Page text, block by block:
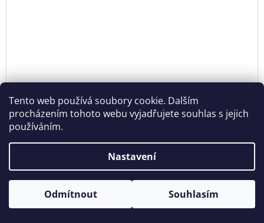
Tento web používá soubory cookie. Dalším
procházením tohoto webu vyjadřujete souhlas s jejich
používáním.
Nastavení
Odmítnout Souhlasím
Otevírací doba: Úterý - Neděle 11:00 - 19:00 ⎮ Pátek 6.8. - Neděle